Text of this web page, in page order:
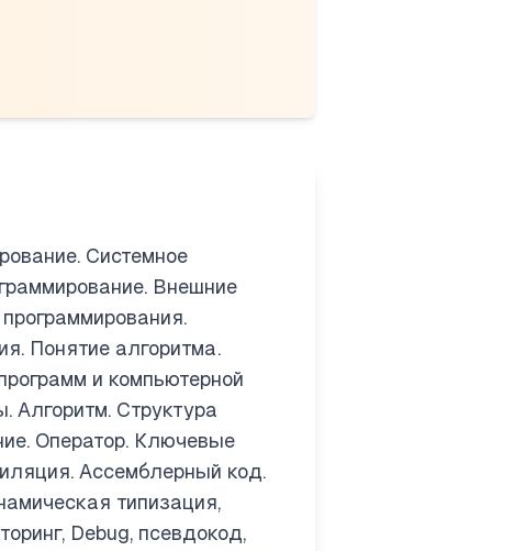
Системное
Внешние
Понятие алгоритма.
и компьютерной
Алгоритм. Структура
Оператор. Ключевые
Ассемблерный код.
типизация,
Debug, псевдокод,